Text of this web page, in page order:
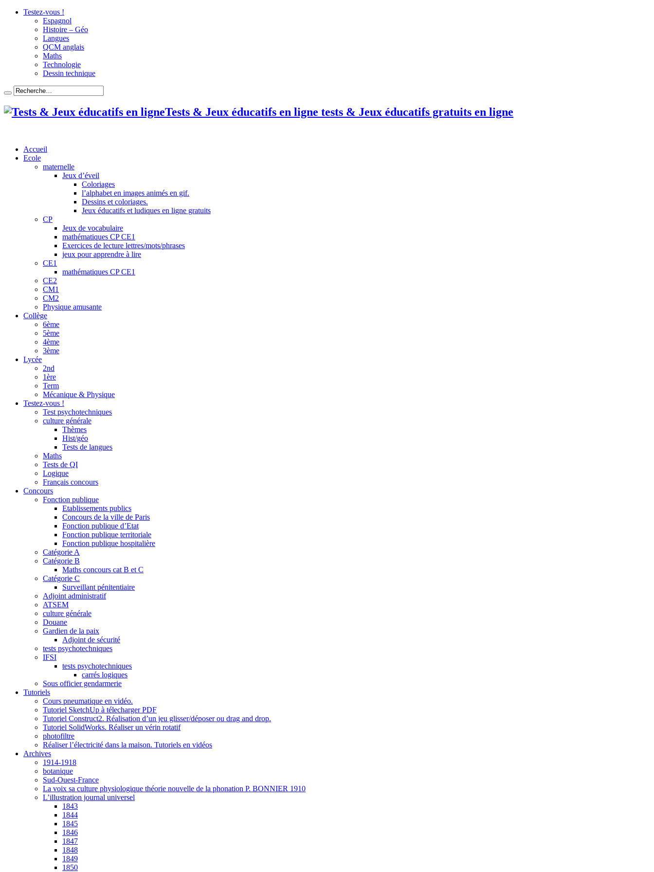
Testez-vous !
Espagnol
Histoire – Géo
Langues
QCM anglais
Maths
Technologie
Dessin technique
Tests & Jeux éducatifs en ligne tests & Jeux éducatifs gratuits en ligne
Accueil
Ecole
maternelle
Jeux d’éveil
Coloriages
l’alphabet en images animés en gif.
Dessins et coloriages.
Jeux éducatifs et ludiques en ligne gratuits
CP
Jeux de vocabulaire
mathématiques CP CE1
Exercices de lecture lettres/mots/phrases
jeux pour apprendre à lire
CE1
mathématiques CP CE1
CE2
CM1
CM2
Physique amusante
Collège
6ème
5ème
4ème
3ème
Lycée
2nd
1ère
Term
Mécanique & Physique
Testez-vous !
Test psychotechniques
culture générale
Thèmes
Hist/géo
Tests de langues
Maths
Tests de QI
Logique
Français concours
Concours
Fonction publique
Etablissements publics
Concours de la ville de Paris
Fonction publique d’Etat
Fonction publique territoriale
Fonction publique hospitalière
Catégorie A
Catégorie B
Maths concours cat B et C
Catégorie C
Surveillant pénitentiaire
Adjoint administratif
ATSEM
culture générale
Douane
Gardien de la paix
Adjoint de sécurité
tests psychotechniques
IFSI
tests psychotechniques
carrés logiques
Sous officier gendarmerie
Tutoriels
Cours pneumatique en vidéo.
Tutoriel SketchUp à télecharger PDF
Tutoriel Construct2. Réalisation d’un jeu glisser/déposer ou drag and drop.
Tutoriel SolidWorks. Réaliser un vérin rotatif
photofiltre
Réaliser l’électricité dans la maison. Tutoriels en vidéos
Archives
1914-1918
botanique
Sud-Ouest-France
La voix sa culture physiologique théorie nouvelle de la phonation P. BONNIER 1910
L’illustration journal universel
1843
1844
1845
1846
1847
1848
1849
1850